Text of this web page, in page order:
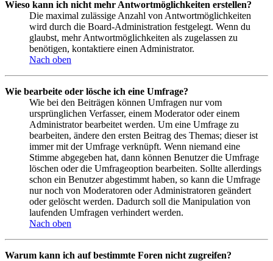
Wieso kann ich nicht mehr Antwortmöglichkeiten erstellen?
Die maximal zulässige Anzahl von Antwortmöglichkeiten
wird durch die Board-Administration festgelegt. Wenn du
glaubst, mehr Antwortmöglichkeiten als zugelassen zu
benötigen, kontaktiere einen Administrator.
Nach oben
Wie bearbeite oder lösche ich eine Umfrage?
Wie bei den Beiträgen können Umfragen nur vom
ursprünglichen Verfasser, einem Moderator oder einem
Administrator bearbeitet werden. Um eine Umfrage zu
bearbeiten, ändere den ersten Beitrag des Themas; dieser ist
immer mit der Umfrage verknüpft. Wenn niemand eine
Stimme abgegeben hat, dann können Benutzer die Umfrage
löschen oder die Umfrageoption bearbeiten. Sollte allerdings
schon ein Benutzer abgestimmt haben, so kann die Umfrage
nur noch von Moderatoren oder Administratoren geändert
oder gelöscht werden. Dadurch soll die Manipulation von
laufenden Umfragen verhindert werden.
Nach oben
Warum kann ich auf bestimmte Foren nicht zugreifen?